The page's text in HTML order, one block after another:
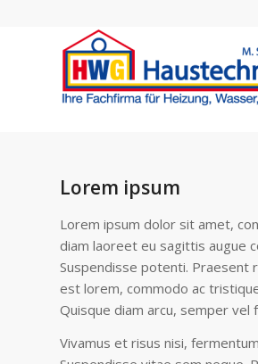
Lorem ipsum
Lorem ipsum dolor sit amet,
diam laoreet eu sagittis augue
Suspendisse potenti. Praesent
est lorem, commodo ac
Quisque diam arcu, semper vel
Vivamus et risus nisi,